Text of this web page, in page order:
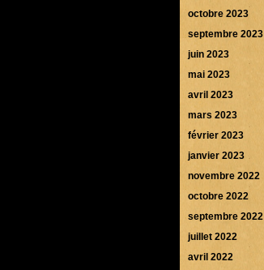
octobre 2023
septembre 2023
juin 2023
mai 2023
avril 2023
mars 2023
février 2023
janvier 2023
novembre 2022
octobre 2022
septembre 2022
juillet 2022
avril 2022